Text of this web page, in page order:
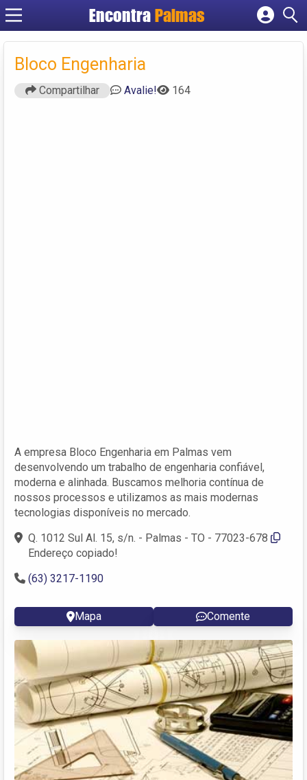
Encontra Palmas
Cadastrar empresa
Criar conta
Bloco Engenharia
Compartilhar Avalie! 164
A empresa Bloco Engenharia em Palmas vem
desenvolvendo um trabalho de engenharia confiável,
moderna e alinhada. Buscamos melhoria contínua de
nossos processos e utilizamos as mais modernas
tecnologias disponíveis no mercado.
Q. 1012 Sul Al. 15, s/n. - Palmas - TO - 77023-678
Endereço copiado!
(63) 3217-1190
Mapa Comente